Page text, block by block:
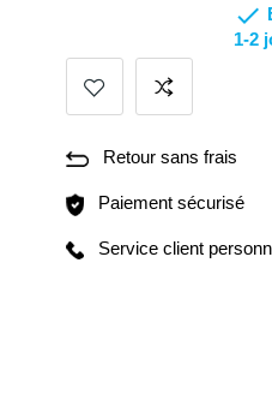

1-2
Retour sans frais
Paiement sécurisé
Service client